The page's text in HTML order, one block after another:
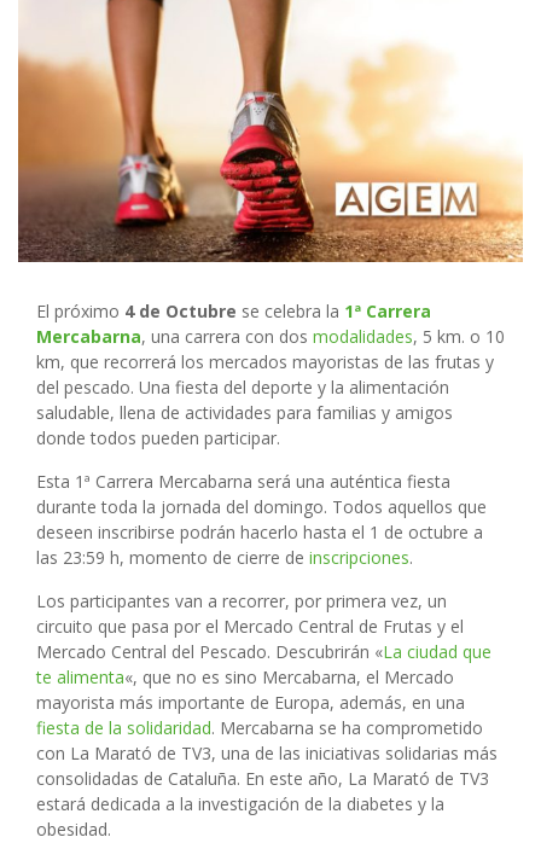
El próximo 4 de Octubre se celebra la 1ª Carrera
Mercabarna, una carrera con dos modalidades, 5 km. o 10
km, que recorrerá los mercados mayoristas de las frutas y
del pescado. Una fiesta del deporte y la alimentación
saludable, llena de actividades para familias y amigos
donde todos pueden participar.
Esta 1ª Carrera Mercabarna será una auténtica fiesta
durante toda la jornada del domingo. Todos aquellos que
deseen inscribirse podrán hacerlo hasta el 1 de octubre a
las 23:59 h, momento de cierre de inscripciones.
Los participantes van a recorrer, por primera vez, un
circuito que pasa por el Mercado Central de Frutas y el
Mercado Central del Pescado. Descubrirán «La ciudad que
te alimenta«, que no es sino Mercabarna, el Mercado
mayorista más importante de Europa, además, en una
fiesta de la solidaridad. Mercabarna se ha comprometido
con La Marató de TV3, una de las iniciativas solidarias más
consolidadas de Cataluña. En este año, La Marató de TV3
estará dedicada a la investigación de la diabetes y la
obesidad.